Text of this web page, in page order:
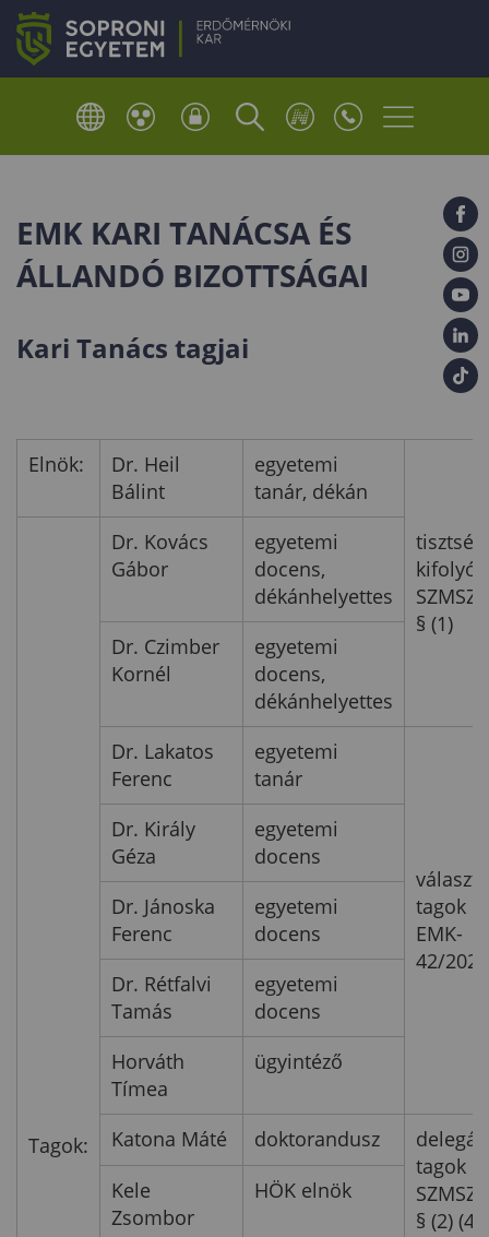
EMK KARI TANÁCSA ÉS
ÁLLANDÓ BIZOTTSÁGAI
Kari Tanács tagjai
Elnök:
Dr. Heil
Bálint
egyetemi
tanár, dékán
SZMSZ
§ (1)
Tagok:
Dr. Kovács
Gábor
egyetemi
docens,
dékánhelyettes
Dr. Czimber
Kornél
egyetemi
docens,
dékánhelyettes
Dr. Lakatos
Ferenc
egyetemi
tanár
tagok
EMK-
42/2021
Dr. Király
Géza
egyetemi
docens
Dr. Jánoska
Ferenc
egyetemi
docens
Dr. Rétfalvi
Tamás
egyetemi
docens
Horváth
Tímea
ügyintéző
Katona Máté doktorandusz
delegált
tagok
SZMSZ
§ (2) (4)
Kele
Zsombor
HÖK elnök